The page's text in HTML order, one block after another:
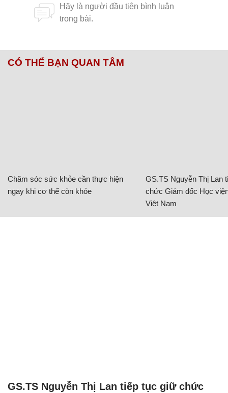
CÓ THỂ BẠN QUAN TÂM
Chăm sóc sức khỏe cần thực hiện
ngay khi cơ thể còn khỏe
GS.TS Nguyễn Thị Lan
chức Giám đốc Học
Việt Nam
GS.TS Nguyễn Thị Lan tiếp tục giữ chức